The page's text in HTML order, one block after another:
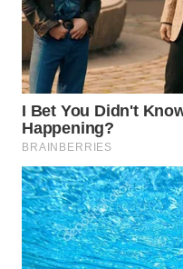
BINTAN
WN
MANDALIKA
WN
LIKUPANG
WN
LABUANBAJO
WN